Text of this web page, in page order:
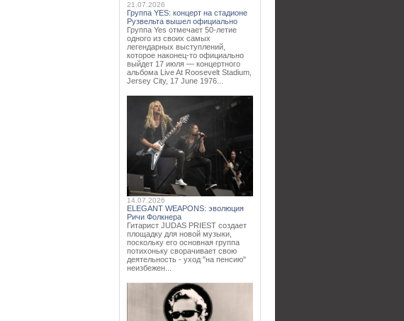
21.07.2026
Группа YES: концерт на стадионе
Рузвельта вышел официально
Группа Yes отмечает 50-летие
одного из своих самых
легендарных выступлений,
которое наконец-то официально
выйдет 17 июля — концертного
альбома Live At Roosevelt Stadium,
Jersey City, 17 June 1976...
14.07.2026
ELEGANT WEAPONS: эволюция
Ричи Фолкнера
Гитарист JUDAS PRIEST создает
площадку для новой музыки,
поскольку его основная группа
потихоньку сворачивает свою
деятельность - уход "на пенсию"
неизбежен...